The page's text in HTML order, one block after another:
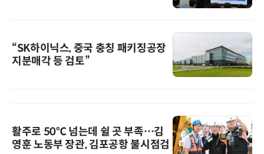
“SK하이닉스, 중국 충칭 패키징공장
지분매각 등 검토”
활주로 50℃ 넘는데 쉴 곳 부족…김
영훈 노동부 장관, 김포공항 불시점검